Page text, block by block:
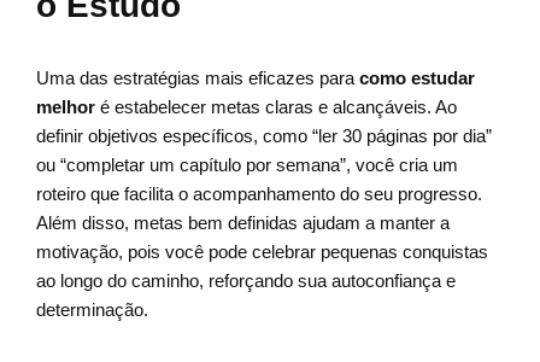
Uma das estratégias mais eficazes para como estudar
melhor é estabelecer metas claras e alcançáveis. Ao
definir objetivos específicos, como “ler 30 páginas por dia”
ou “completar um capítulo por semana”, você cria um
roteiro que facilita o acompanhamento do seu progresso.
Além disso, metas bem definidas ajudam a manter a
motivação, pois você pode celebrar pequenas conquistas
ao longo do caminho, reforçando sua autoconfiança e
determinação.